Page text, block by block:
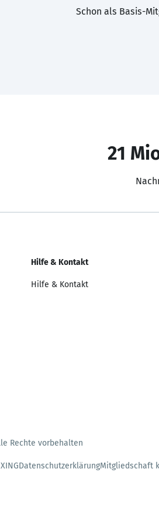
Schon als Basis-
21
Hilfe & Kontakt
Hilfe & Kontakt
Rechte vorbehalten
DatenschutzerklärungMitgliedschaft